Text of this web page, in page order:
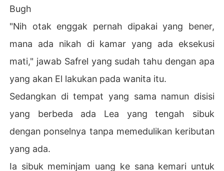
Bugh
"Nih otak enggak pernah dipakai yang bener,
mana ada nikah di kamar yang ada eksekusi
mati," jawab Safrel yang sudah tahu dengan apa
yang akan El lakukan pada wanita itu.
Sedangkan di tempat yang sama namun disisi
yang berbeda ada Lea yang tengah sibuk
dengan ponselnya tanpa memedulikan keributan
yang ada.
Ia sibuk meminjam uang ke sana kemari untuk